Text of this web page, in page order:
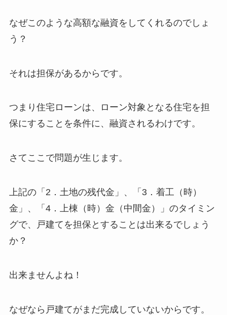
なぜこのような高額な融資をしてくれるのでしょ
う？
それは担保があるからです。
つまり住宅ローンは、ローン対象となる住宅を担
保にすることを条件に、融資されるわけです。
さてここで問題が生じます。
上記の「2．土地の残代金」、「3．着工（時）
金」、「4．上棟（時）金（中間金）」のタイミン
グで、戸建てを担保とすることは出来るでしょう
か？
出来ませんよね！
なぜなら戸建てがまだ完成していないからです。